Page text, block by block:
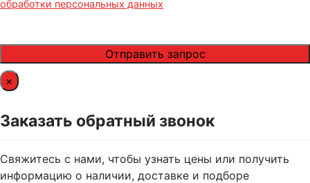
обработки персональных данных
×
Заказать обратный звонок
Свяжитесь с нами, чтобы узнать цены или получить
информацию о наличии, доставке и подборе